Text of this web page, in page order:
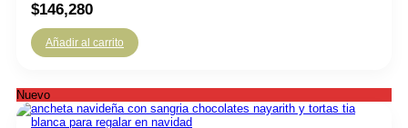
$146,280
Añadir al carrito
Nuevo